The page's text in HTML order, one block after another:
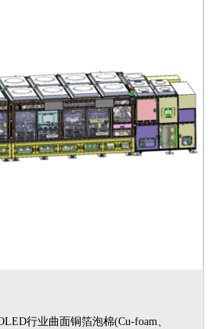
行业曲面铜箔泡棉(Cu-foam、